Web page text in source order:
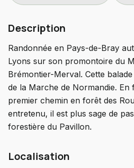
Description
Randonnée en Pays-de-Bray
Lyons sur son promontoire du
Brémontier-Merval. Cette
de la Marche de Normandie. En
premier chemin en forêt des
entretenu, il est plus sage de
forestière du Pavillon.
Localisation